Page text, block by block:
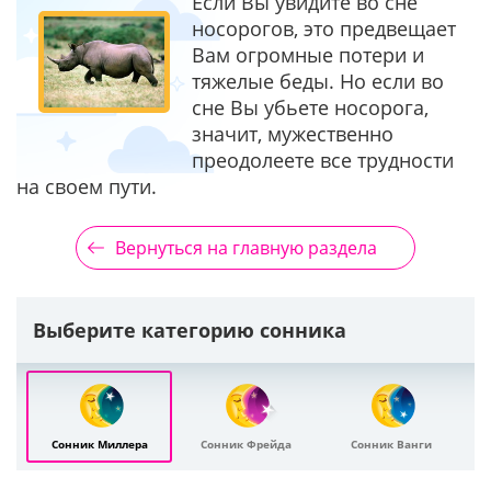
носорогов, это предвещает
Вам огромные потери и
тяжелые беды. Но если во
сне Вы убьете носорога,
значит, мужественно
преодолеете все трудности
на своем пути.
Вернуться на главную раздела
Выберите категорию сонника
Сонник Миллера Сонник Фрейда Сонник Ванги